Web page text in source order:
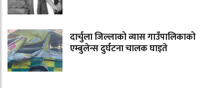
दार्चुला जिल्लाको व्यास गाउँपालिकाको
एम्बुलेन्स दुर्घटना चालक घाइते